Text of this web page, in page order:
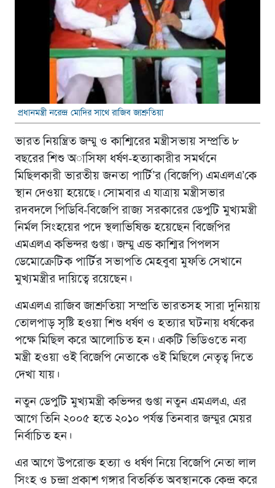
প্রধানমন্ত্রী নরেন্দ্র মোদির সাথে রাজিব জাশ্রুতিয়া
ভারত নিয়ন্ত্রিত জম্মু ও কাশ্মিরের মন্ত্রীসভায় সম্প্রতি ৮
বছরের শিশু অাসিফা ধর্ষণ-হত্যাকারীর সমর্থনে
মিছিলকারী ভারতীয় জনতা পার্টি’র (বিজেপি) এমএলএ’কে
স্থান দেওয়া হয়েছে। সোমবার এ যাত্রায় মন্ত্রীসভার
রদবদলে পিডিবি-বিজেপি রাজ্য সরকারের ডেপুটি মুখ্যমন্ত্রী
নির্মল সিংহয়ের পদে স্থলাভিষিক্ত হয়েছেন বিজেপির
এমএলএ কভিন্দর গুপ্তা। জম্মু এন্ড কাশ্মির পিপলস
ডেমোক্রেটিক পার্টির সভাপতি মেহবুবা মুফতি সেখানে
মুখ্যমন্ত্রীর দায়িত্বে রয়েছেন।
এমএলএ রাজিব জাশ্রুতিয়া সম্প্রতি ভারতসহ সারা দুনিয়ায়
তোলপাড় সৃষ্টি হওয়া শিশু ধর্ষণ ও হত্যার ঘটনায় ধর্ষকের
পক্ষে মিছিল করে আলোচিত হন। একটি ভিডিওতে নব্য
মন্ত্রী হওয়া ওই বিজেপি নেতাকে ওই মিছিলে নেতৃত্ব দিতে
দেখা যায়।
নতুন ডেপুটি মুখ্যমন্ত্রী কভিন্দর গুপ্তা নতুন এমএলএ, এর
আগে তিনি ২০০৫ হতে ২০১০ পর্যন্ত তিনবার জম্মুর মেয়র
নির্বাচিত হন।
এর আগে উপরোক্ত হত্যা ও ধর্ষণ নিয়ে বিজেপি নেতা লাল
সিংহ ও চন্দ্রা প্রকাশ গঙ্গার বিতর্কিত অবস্থানকে কেন্দ্র করে